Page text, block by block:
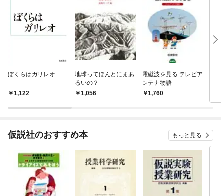
ぼくらはガリレオ
1,122
地球ってほんとにまあ
るいの？
1,056
電磁波を見る テレビア
ンテナ物語
1,760
絵
仮説社のおすすめ本 もっと見る